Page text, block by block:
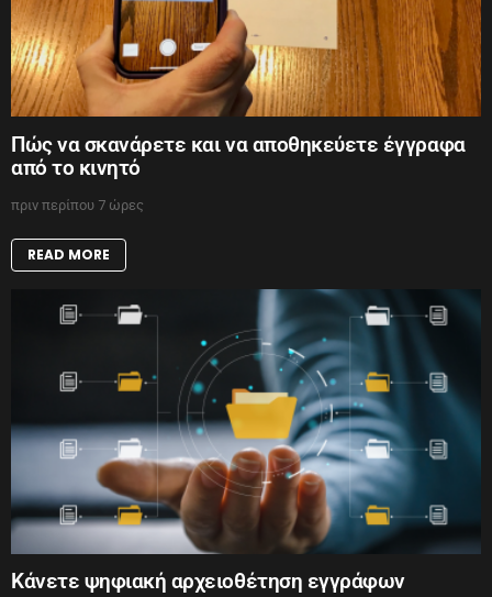
Πώς να σκανάρετε και να αποθηκεύετε έγγραφα
από το κινητό
πριν περίπου 7 ώρες
READ MORE
Κάνετε ψηφιακή αρχειοθέτηση εγγράφων